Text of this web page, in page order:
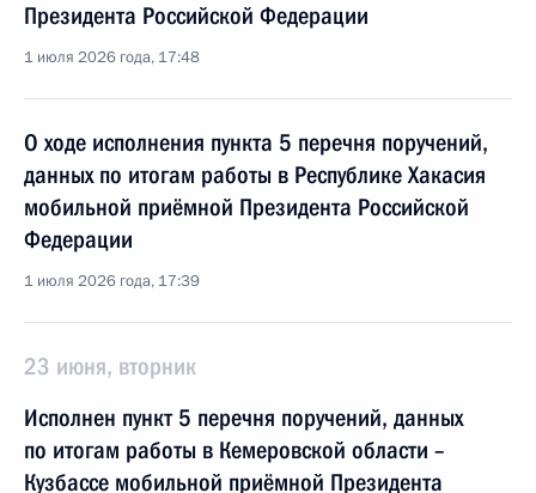
Президента Российской Федерации
1 июля 2026 года, 17:48
О ходе исполнения пункта 5 перечня поручений,
данных по итогам работы в Республике Хакасия
мобильной приёмной Президента Российской
Федерации
1 июля 2026 года, 17:39
23 июня, вторник
Исполнен пункт 5 перечня поручений, данных
по итогам работы в Кемеровской области –
Кузбассе мобильной приёмной Президента